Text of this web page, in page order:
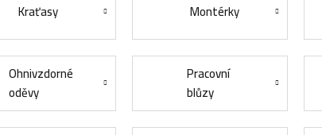
Kraťasy Montérky
Ohnivzdorné
oděvy
Pracovní
blůzy